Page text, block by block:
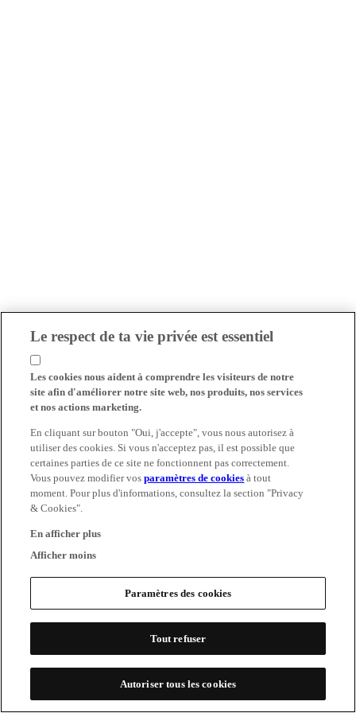
Le respect de ta vie privée est essentiel
Les cookies nous aident à comprendre les visiteurs de notre
site afin d'améliorer notre site web, nos produits, nos services
et nos actions marketing.
En cliquant sur bouton "Oui, j'accepte", vous nous autorisez à
utiliser des cookies. Si vous n'acceptez pas, il est possible que
certaines parties de ce site ne fonctionnent pas correctement.
Vous pouvez modifier vosparamètres de cookies à tout
moment. Pour plus d'informations, consultez la section "Privacy
& Cookies".
En afficher plus
Afficher moins
Paramètres des cookies
Tout refuser
Autoriser tous les cookies